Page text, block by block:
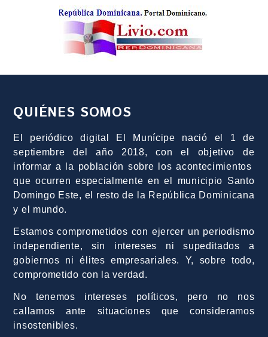
QUIÉNES SOMOS
El periódico digital El Munícipe nació el 1 de
septiembre del año 2018, con el objetivo de
informar a la población sobre los acontecimientos
que ocurren especialmente en el municipio Santo
Domingo Este, el resto de la República Dominicana
y el mundo.
Estamos comprometidos con ejercer un periodismo
independiente, sin intereses ni supeditados a
gobiernos ni élites empresariales. Y, sobre todo,
comprometido con la verdad.
No tenemos intereses políticos, pero no nos
callamos ante situaciones que consideramos
insostenibles.